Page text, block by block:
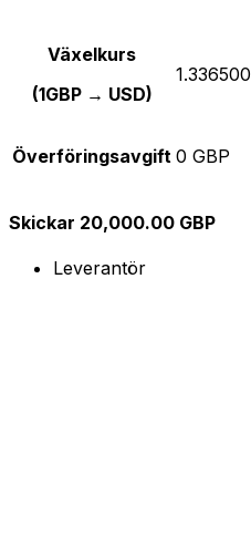
Växelkurs
(1GBP → USD)
1.336500
Överföringsavgift 0 GBP
Skickar 20,000.00 GBP
Leverantör